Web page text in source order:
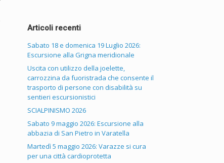
Articoli recenti
Sabato 18 e domenica 19 Luglio 2026:
Escursione alla Grigna meridionale
Uscita con utilizzo della joelette,
carrozzina da fuoristrada che consente il
trasporto di persone con disabilità su
sentieri escursionistici
SCIALPINISMO 2026
Sabato 9 maggio 2026: Escursione alla
abbazia di San Pietro in Varatella
Martedì 5 maggio 2026: Varazze si cura
per una città cardioprotetta